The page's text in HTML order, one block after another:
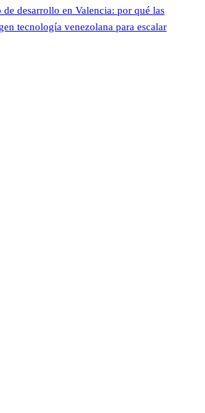
de desarrollo en Valencia: por qué las
tecnología venezolana para escalar